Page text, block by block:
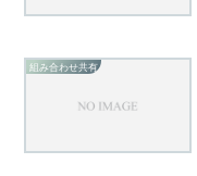
組み合わせ共有